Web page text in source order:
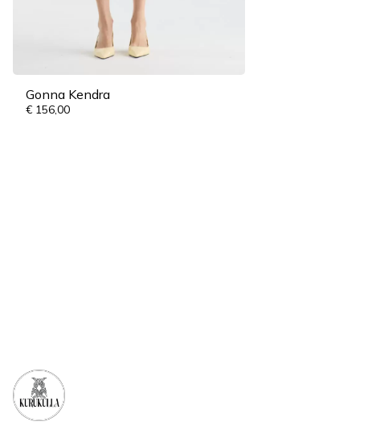
Gonna Kendra
€ 156,00